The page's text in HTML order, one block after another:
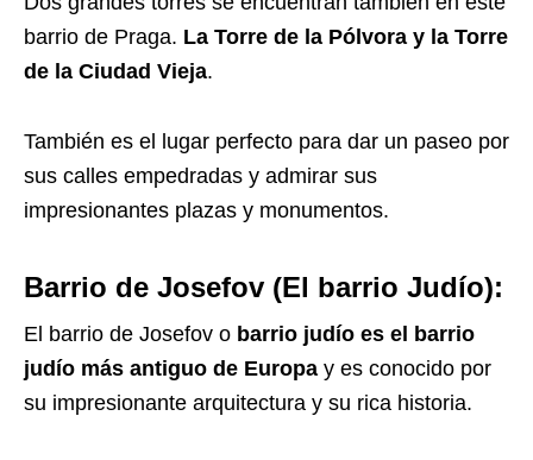
barrio de Praga. La Torre de la Pólvora y la Torre
de la Ciudad Vieja.
También es el lugar perfecto para dar un paseo por
sus calles empedradas y admirar sus
impresionantes plazas y monumentos.
Barrio de Josefov (El barrio Judío):
El barrio de Josefov o barrio judío es el barrio
judío más antiguo de Europa y es conocido por
su impresionante arquitectura y su rica historia.